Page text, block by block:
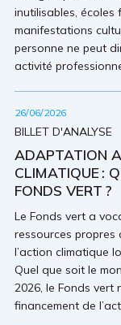
inutilisables, écoles
manifestations
personne ne peut
activité
26/06/2026
BILLET D'ANALYSE
ADAPTATION
CLIMATIQUE :
FONDS VERT ?
Le Fonds vert a
ressources propres
l’action climatique
Quel que soit le
2026, le Fonds vert
financement de